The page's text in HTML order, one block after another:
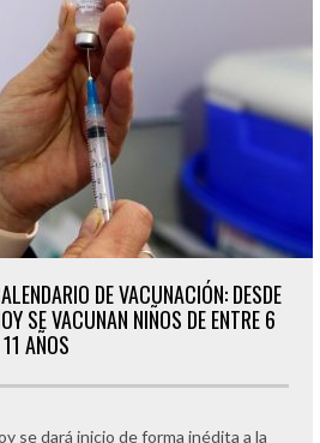
DE VACUNACIÓN: DESDE
SE VACUNAN NIÑOS DE ENTRE 6
AÑOS
se dará inicio de forma inédita a la